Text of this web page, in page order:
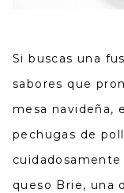
Si buscas una
sabores que
mesa navideña,
pechugas de
queso Brie, una